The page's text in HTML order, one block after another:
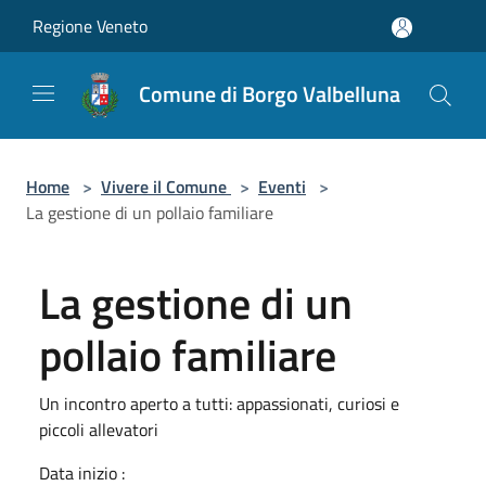
Regione Veneto
Comune di Borgo Valbelluna
Home > Vivere il Comune > Eventi >
La gestione di un pollaio familiare
La gestione di un
pollaio familiare
Un incontro aperto a tutti: appassionati, curiosi e
piccoli allevatori
Data inizio :